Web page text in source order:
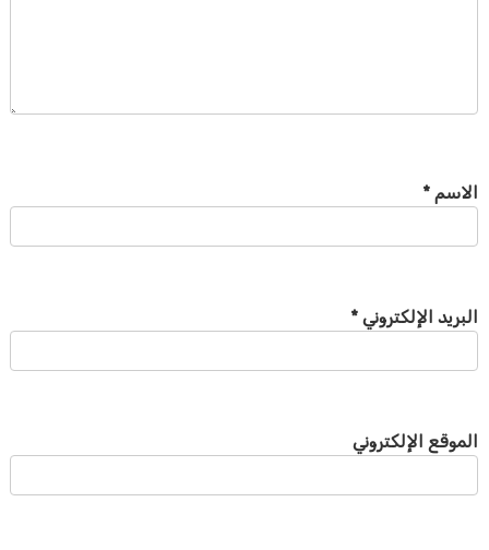
الاسم *
البريد الإلكتروني *
الموقع الإلكتروني